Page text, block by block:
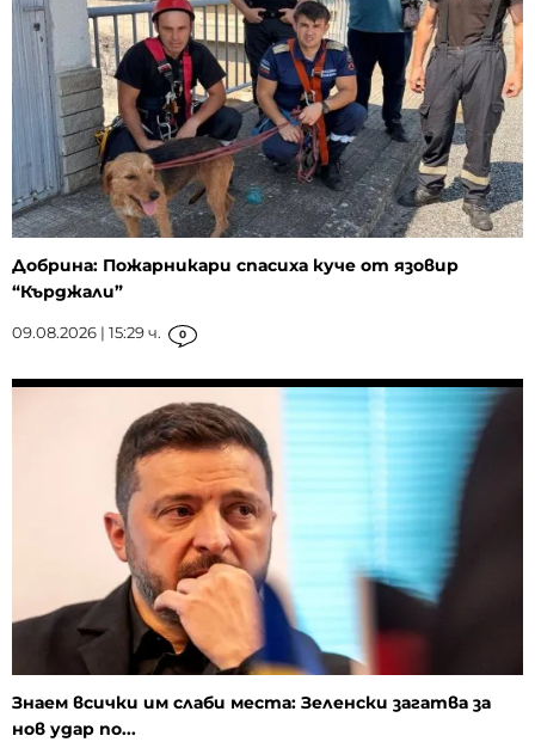
Добрина: Пожарникари спасиха куче от язовир
“Кърджали”
09.08.2026 | 15:29 ч. 0
Знаем всички им слаби места: Зеленски загатва за
нов удар по...